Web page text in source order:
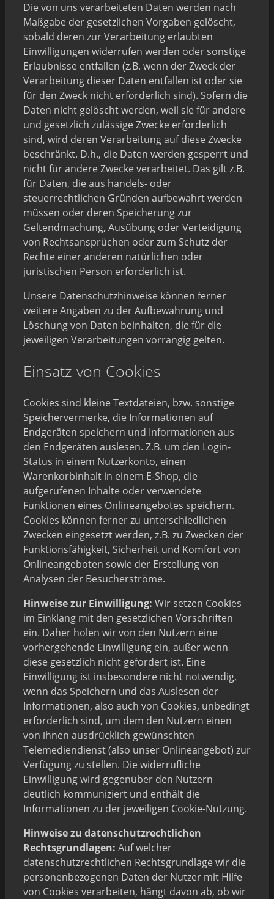
Die von uns verarbeiteten Daten werden nach
Maßgabe der gesetzlichen Vorgaben gelöscht,
sobald deren zur Verarbeitung erlaubten
Einwilligungen widerrufen werden oder sonstige
Erlaubnisse entfallen (z.B. wenn der Zweck der
Verarbeitung dieser Daten entfallen ist oder sie
für den Zweck nicht erforderlich sind). Sofern die
Daten nicht gelöscht werden, weil sie für andere
und gesetzlich zulässige Zwecke erforderlich
sind, wird deren Verarbeitung auf diese Zwecke
beschränkt. D.h., die Daten werden gesperrt und
nicht für andere Zwecke verarbeitet. Das gilt z.B.
für Daten, die aus handels- oder
steuerrechtlichen Gründen aufbewahrt werden
müssen oder deren Speicherung zur
Geltendmachung, Ausübung oder Verteidigung
von Rechtsansprüchen oder zum Schutz der
Rechte einer anderen natürlichen oder
juristischen Person erforderlich ist.
Unsere Datenschutzhinweise können ferner
weitere Angaben zu der Aufbewahrung und
Löschung von Daten beinhalten, die für die
jeweiligen Verarbeitungen vorrangig gelten.
Einsatz von Cookies
Cookies sind kleine Textdateien, bzw. sonstige
Speichervermerke, die Informationen auf
Endgeräten speichern und Informationen aus
den Endgeräten auslesen. Z.B. um den Login-
Status in einem Nutzerkonto, einen
Warenkorbinhalt in einem E-Shop, die
aufgerufenen Inhalte oder verwendete
Funktionen eines Onlineangebotes speichern.
Cookies können ferner zu unterschiedlichen
Zwecken eingesetzt werden, z.B. zu Zwecken der
Funktionsfähigkeit, Sicherheit und Komfort von
Onlineangeboten sowie der Erstellung von
Analysen der Besucherströme.
Hinweise zur Einwilligung: Wir setzen Cookies
im Einklang mit den gesetzlichen Vorschriften
ein. Daher holen wir von den Nutzern eine
vorhergehende Einwilligung ein, außer wenn
diese gesetzlich nicht gefordert ist. Eine
Einwilligung ist insbesondere nicht notwendig,
wenn das Speichern und das Auslesen der
Informationen, also auch von Cookies, unbedingt
erforderlich sind, um dem den Nutzern einen
von ihnen ausdrücklich gewünschten
Telemediendienst (also unser Onlineangebot) zur
Verfügung zu stellen. Die widerrufliche
Einwilligung wird gegenüber den Nutzern
deutlich kommuniziert und enthält die
Informationen zu der jeweiligen Cookie-Nutzung.
Hinweise zu datenschutzrechtlichen
Rechtsgrundlagen: Auf welcher
datenschutzrechtlichen Rechtsgrundlage wir die
personenbezogenen Daten der Nutzer mit Hilfe
von Cookies verarbeiten, hängt davon ab, ob wir